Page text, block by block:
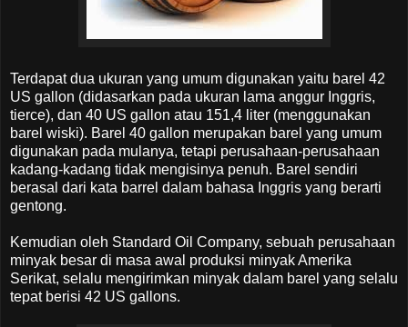
Terdapat dua ukuran yang umum digunakan yaitu barel 42
US gallon (didasarkan pada ukuran lama anggur Inggris,
tierce), dan 40 US gallon atau 151,4 liter (menggunakan
barel wiski). Barel 40 gallon merupakan barel yang umum
digunakan pada mulanya, tetapi perusahaan-perusahaan
kadang-kadang tidak mengisinya penuh. Barel sendiri
berasal dari kata barrel dalam bahasa Inggris yang berarti
gentong.
Kemudian oleh Standard Oil Company, sebuah perusahaan
minyak besar di masa awal produksi minyak Amerika
Serikat, selalu mengirimkan minyak dalam barel yang selalu
tepat berisi 42 US gallons.